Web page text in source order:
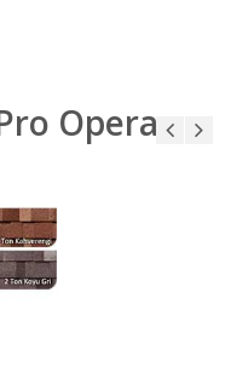
Opera